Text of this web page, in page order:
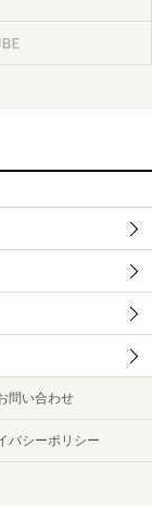
問い合わせ
バシーポリシー